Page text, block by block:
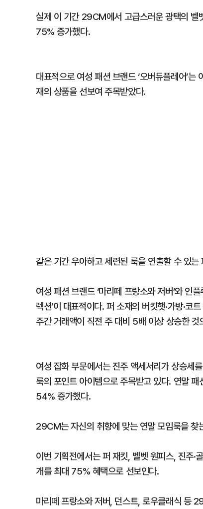
실제 이 기간 29CM에서 고급스러운 광택의 벨
75% 증가했다.
대표적으로 여성 패션 브랜드 ‘오버듀플레어’
재의 상품을 선보여 주목받았다.
같은 기간 우아하고 세련된 룩을 연출할 수 있
여성 패션 브랜드 ‘마리떼 프랑소와 저버’와 인
렉션’이 대표적이다. 퍼 소재의 버킷햇·가방·
주간 거래액이 직전 주 대비 5배 이상 상승한 것
여성 잡화 부문에서는 진주 액세서리가 상승세
룩의 포인트 아이템으로 주목받고 있다. 연말
54% 증가했다.
29CM는 자신의 취향에 맞는 연말 모임룩을 찾
이번 기획전에서는 퍼 재킷, 벨벳 원피스, 진주
개를 최대 75% 혜택으로 선보인다.
마리떼 프랑소와 저버, 던스트, 로우클래식 등